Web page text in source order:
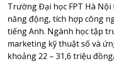
Trường Đại học FPT Hà
năng động, tích hợp công
tiếng Anh. Ngành học tập
marketing kỹ thuật số và
khoảng 22 – 31,6 triệu